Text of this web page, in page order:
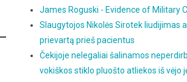
James Roguski - Evidence of Military
Slaugytojos Nikolės Sirotek liudijimas
prievartą prieš pacientus
Čekijoje nelegaliai šalinamos
vokiškos stiklo pluošto atliekos iš vėjo